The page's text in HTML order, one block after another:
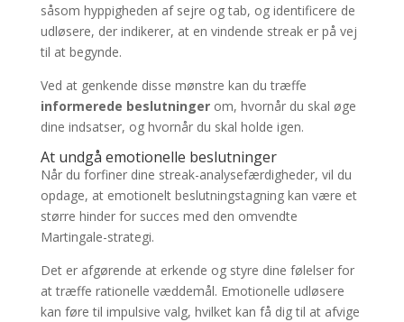
såsom hyppigheden af sejre og tab, og identificere de
udløsere, der indikerer, at en vindende streak er på vej
til at begynde.
Ved at genkende disse mønstre kan du træffe
informerede beslutningerom, hvornår du skal øge
dine indsatser, og hvornår du skal holde igen.
At undgå emotionelle beslutninger
Når du forfiner dine streak-analysefærdigheder, vil du
opdage, at emotionelt beslutningstagning kan være et
større hinder for succes med den omvendte
Martingale-strategi.
Det er afgørende at erkende og styre dine følelser for
at træffe rationelle væddemål. Emotionelle udløsere
kan føre til impulsive valg, hvilket kan få dig til at afvige